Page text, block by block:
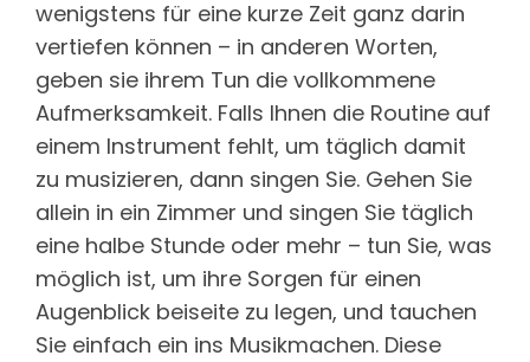
wenigstens für eine kurze Zeit ganz darin
vertiefen können – in anderen Worten,
geben sie ihrem Tun die vollkommene
Aufmerksamkeit. Falls Ihnen die Routine auf
einem Instrument fehlt, um täglich damit
zu musizieren, dann singen Sie. Gehen Sie
allein in ein Zimmer und singen Sie täglich
eine halbe Stunde oder mehr – tun Sie, was
möglich ist, um ihre Sorgen für einen
Augenblick beiseite zu legen, und tauchen
Sie einfach ein ins Musikmachen. Diese